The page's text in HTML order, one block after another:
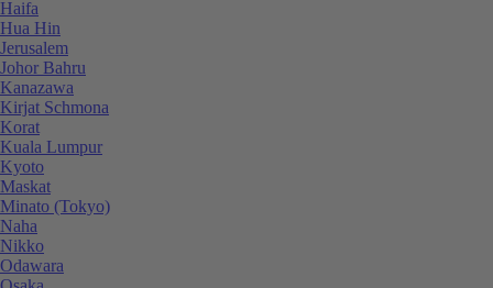
Haifa
Hua Hin
Jerusalem
Johor Bahru
Kanazawa
Kirjat Schmona
Korat
Kuala Lumpur
Kyoto
Maskat
Minato (Tokyo)
Naha
Nikko
Odawara